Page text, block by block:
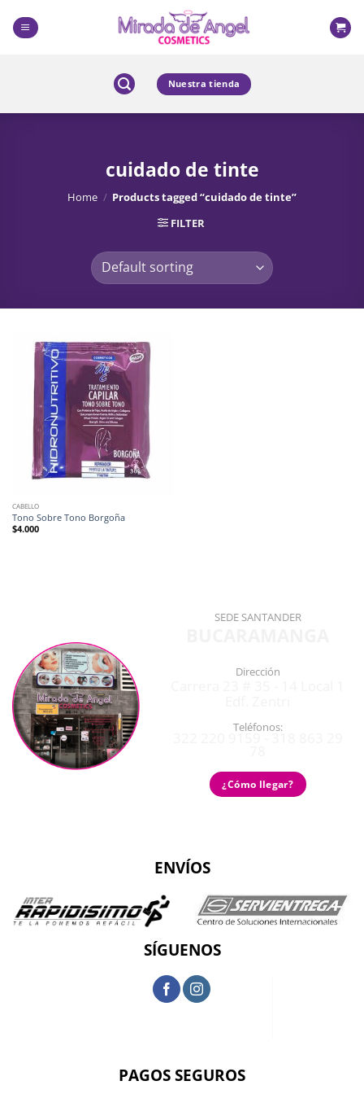
content
Nuestra tienda
cuidado de tinte
Home / Products tagged “cuidado de tinte”
FILTER
CABELLO
Tono Sobre Tono Borgoña
$4.000
SEDE SANTANDER
Dirección
Teléfonos:
¿Cómo llegar?
ENVÍOS
SÍGUENOS
PAGOS SEGUROS